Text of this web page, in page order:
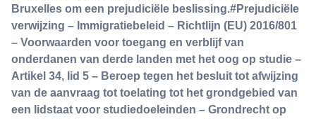
Bruxelles om een prejudiciële beslissing.#Prejudiciële
verwijzing – Immigratiebeleid – Richtlijn (EU) 2016/801
– Voorwaarden voor toegang en verblijf van
onderdanen van derde landen met het oog op studie –
Artikel 34, lid 5 – Beroep tegen het besluit tot afwijzing
van de aanvraag tot toelating tot het grondgebied van
een lidstaat voor studiedoeleinden – Grondrecht op